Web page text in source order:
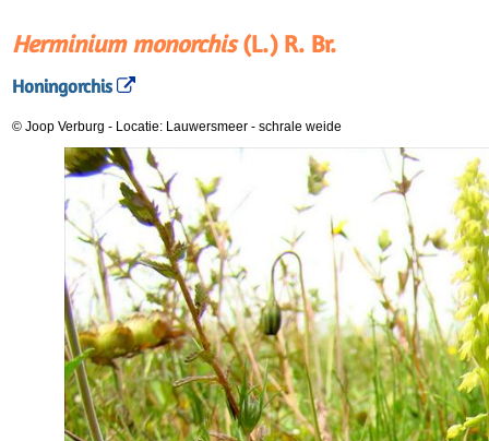
Herminium monorchis(L.) R. Br.
Honingorchis
© Joop Verburg - Locatie: Lauwersmeer - schrale weide